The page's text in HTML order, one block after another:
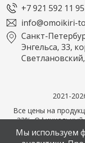
+7 921 592 11 95
info@omoikiri-
Санкт-
Энгельса, 33,
2021-
Все цены на
22%.
Мы используем